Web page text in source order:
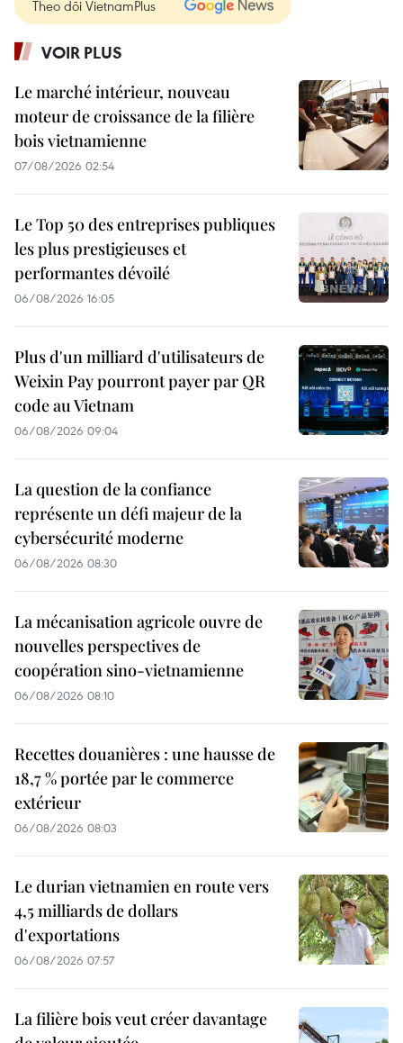
Theo dõi VietnamPlus
VOIR PLUS
Le marché intérieur, nouveau
moteur de croissance de la filière
bois vietnamienne
07/08/2026 02:54
Le Top 50 des entreprises publiques
les plus prestigieuses et
performantes dévoilé
06/08/2026 16:05
Plus d'un milliard d'utilisateurs de
Weixin Pay pourront payer par QR
code au Vietnam
06/08/2026 09:04
La question de la confiance
représente un défi majeur de la
cybersécurité moderne
06/08/2026 08:30
La mécanisation agricole ouvre de
nouvelles perspectives de
coopération sino-vietnamienne
06/08/2026 08:10
Recettes douanières : une hausse de
18,7 % portée par le commerce
extérieur
06/08/2026 08:03
Le durian vietnamien en route vers
4,5 milliards de dollars
d'exportations
06/08/2026 07:57
La filière bois veut créer davantage